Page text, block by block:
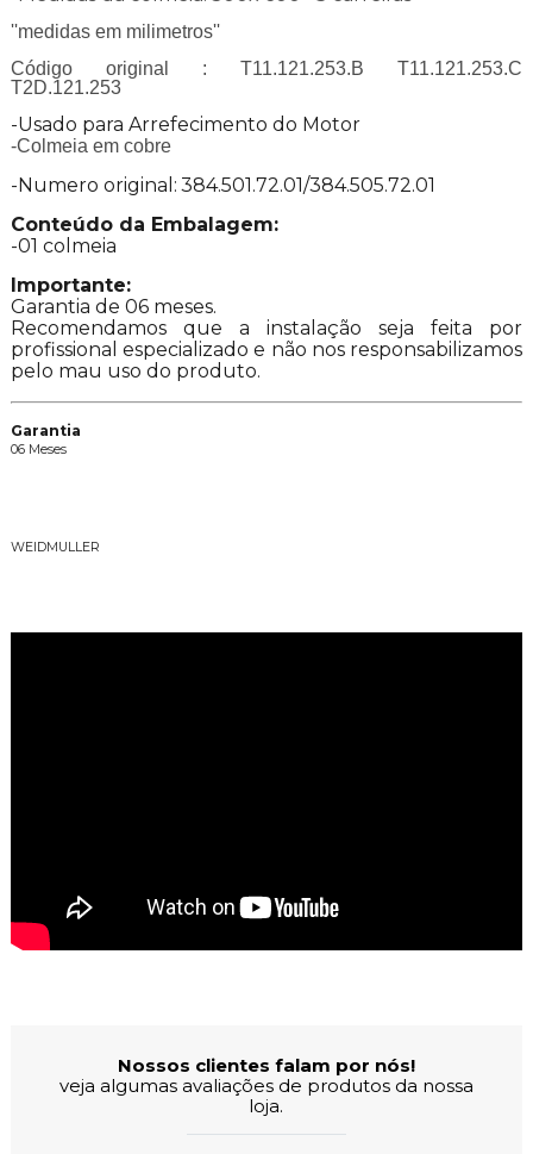
''medidas em milimetros''
Código original : T11.121.253.B T11.121.253.C
T2D.121.253
-Usado para Arrefecimento do Motor
-Colmeia em cobre
-Numero original: 384.501.72.01/384.505.72.01
Conteúdo da Embalagem:
-01 colmeia
Importante:
Garantia de 06 meses.
Recomendamos que a instalação seja feita por
profissional especializado e não nos responsabilizamos
pelo mau uso do produto.
Garantia
06 Meses
WEIDMULLER
Nossos clientes falam por nós!
veja algumas avaliações de produtos da nossa
loja.